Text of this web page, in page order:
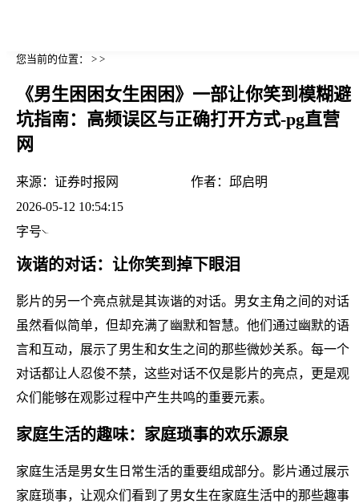
您当前的位置： > >
《男生困困女生困困》一部让你笑到模糊避
坑指南：高频误区与正确打开方式-pg直营
网
来源： 证券时报网 作者：
邱启明
2026-05-12 10:54:15
字号
诙谐的对话：让你笑到掉下眼泪
影片的另一个亮点就是其诙谐的对话。男女主角之间的对话
虽然看似简单，但却充满了幽默和智慧。他们通过幽默的语
言和互动，展示了男生和女生之间的那些微妙关系。每一个
对话都让人忍俊不禁，这些对话不仅是影片的亮点，更是观
众们能够在观影过程中产生共鸣的重要元素。
家庭生活的趣味：家庭琐事的欢乐源泉
家庭生活是男女生日常生活的重要组成部分。影片通过展示
家庭琐事，让观众们看到了男女生在家庭生活中的那些趣事